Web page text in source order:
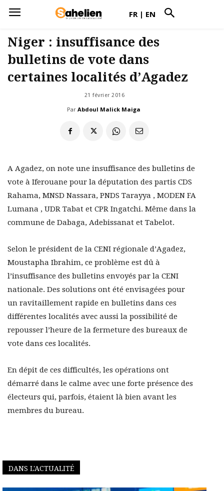
FR | EN
Niger : insuffisance des
bulletins de vote dans
certaines localités d’Agadez
21 février 2016
Par Abdoul Malick Maiga
A Agadez, on note une insuffisance des bulletins de
vote à Iferouane pour la députation des partis CDS
Rahama, MNSD Nassara, PNDS Tarayya , MODEN FA
Lumana , UDR Tabat et CPR Ingatchi. Même dans la
commune de Dabaga, Adebissanat et Tabelot.
Selon le président de la CENI régionale d’Agadez,
Moustapha Ibrahim, ce problème est dû à
l’insuffisance des bulletins envoyés par la CENI
nationale. Des solutions ont été envisagées pour
un ravitaillement rapide en bulletins dans ces
différentes localités avec aussi la possibilité de
repousser l’heure de la fermeture des bureaux de
vote dans ces localités.
En dépit de ces difficultés, les opérations ont
démarré dans le calme avec une forte présence des
électeurs qui, parfois, étaient là bien avant les
membres du bureau.
DANS L'ACTUALITÉ